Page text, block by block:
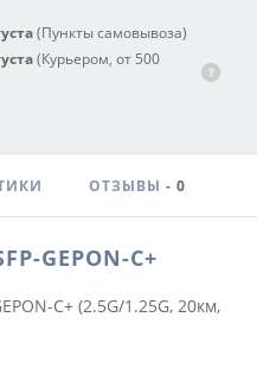
(Пункты самовывоза)
(Курьером, от 500
ОТЗЫВЫ - 0
GEPON-C+
C+ (2.5G/1.25G, 20км,